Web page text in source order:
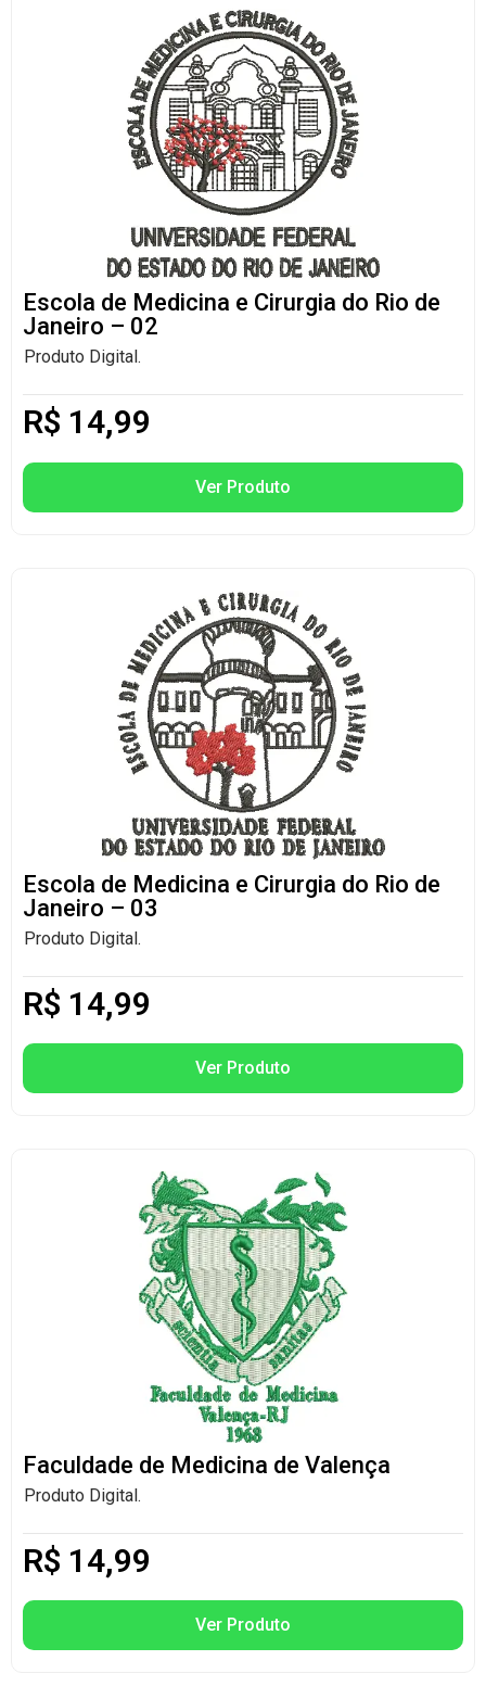
Escola de Medicina e Cirurgia do Rio de
Janeiro – 02
Produto Digital.
R$ 14,99
Ver Produto
Escola de Medicina e Cirurgia do Rio de
Janeiro – 03
Produto Digital.
R$ 14,99
Ver Produto
Faculdade de Medicina de Valença
Produto Digital.
R$ 14,99
Ver Produto